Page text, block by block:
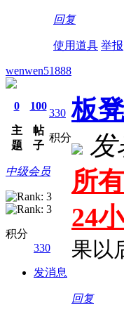
回复
使用道具 举报
wenwen51888
0
主
题
100
帖
子
330
积分
中级会员
积分
330
发消息
板凳
发
所
24
果以
回复